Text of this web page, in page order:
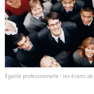
Égalité professionnelle : les écarts